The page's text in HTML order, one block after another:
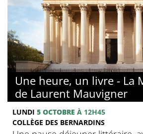
Une heure, un livre - La
de Laurent Mauvigner
LUNDI 5 OCTOBRE À 12H45
COLLÈGE DES BERNARDINS